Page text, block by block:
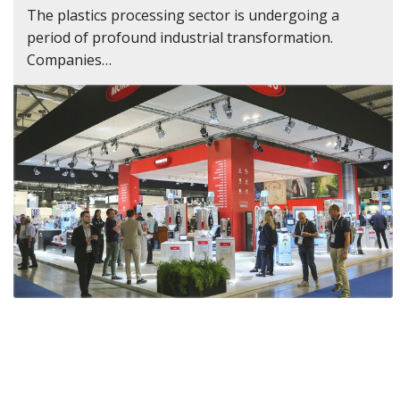
The plastics processing sector is undergoing a
period of profound industrial transformation.
Companies…